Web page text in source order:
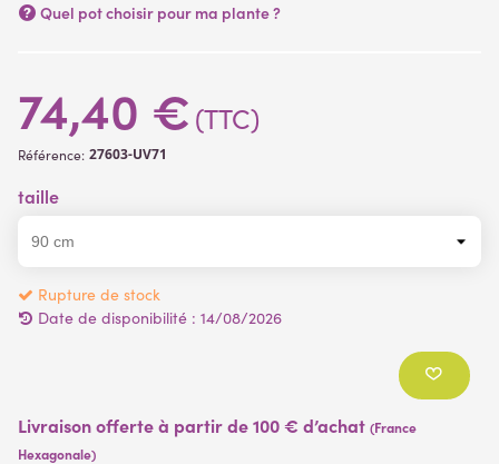
Quel pot choisir pour ma plante ?
74,40 € (TTC)
Référence: 27603-UV71
taille
Rupture de stock
Date de disponibilité : 14/08/2026
Livraison offerte à partir de 100 € d’achat (France
Hexagonale)